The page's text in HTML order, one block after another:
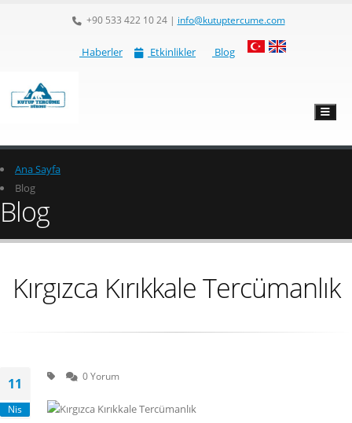
+90 533 422 10 24| info@kutuptercume.com
Haberler Etkinlikler Blog
Ana Sayfa
Blog
Blog
Kırgızca Kırıkkale Tercümanlık
11
Nis
0 Yorum